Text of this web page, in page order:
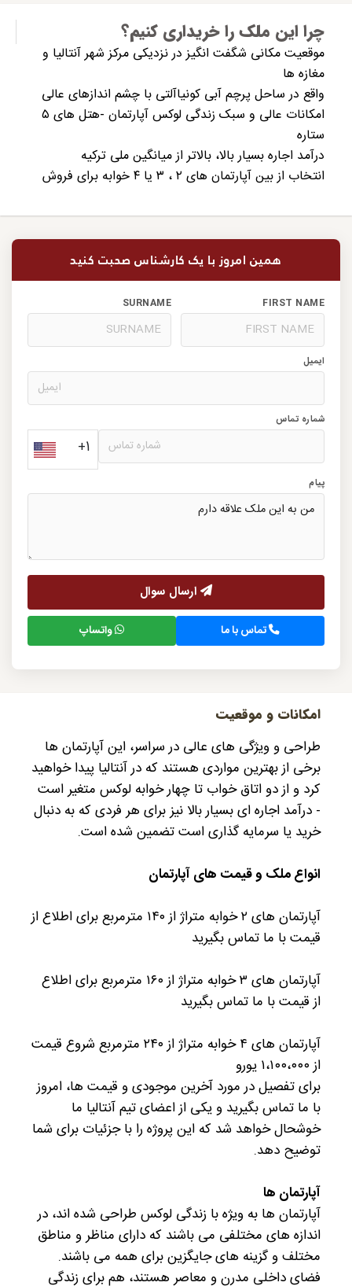
چرا این ملک را خریداری کنیم؟
موقعیت مکانی شگفت انگیز در نزدیکی مرکز شهر آنتالیا و
مغازه ها
واقع در ساحل پرچم آبی کونیاآلتی با چشم اندازهای عالی
امکانات عالی و سبک زندگی لوکس آپارتمان -هتل های ۵
ستاره
درآمد اجاره بسیار بالا، بالاتر از میانگین ملی ترکیه
انتخاب از بین آپارتمان های ۲ ، ۳ یا ۴ خوابه برای فروش
همین امروز با یک کارشناس صحبت کنید
FIRST NAME
SURNAME
ایمیل
شماره تماس
+1
پیام
تماس با ما واتساپ
امکانات و موقعیت
طراحی و ویژگی های عالی در سراسر، این آپارتمان ها
برخی از بهترین مواردی هستند که در آنتالیا پیدا خواهید
کرد و از دو اتاق خواب تا چهار خوابه لوکس متغیر است
- درآمد اجاره ای بسیار بالا نیز برای هر فردی که به دنبال
خرید یا سرمایه گذاری است تضمین شده است.
انواع ملک و قیمت های آپارتمان
آپارتمان های ۲ خوابه متراژ از ۱۴۰ مترمربع برای اطلاع از
قیمت با ما تماس بگیرید
آپارتمان های ۳ خوابه متراژ از ۱۶۰ مترمربع برای اطلاع
از قیمت با ما تماس بگیرید
آپارتمان های ۴ خوابه متراژ از ۲۴۰ مترمربع شروع قیمت
از ۱،۱۰۰،۰۰۰ یورو
برای تفصیل در مورد آخرین موجودی و قیمت ها، امروز
با ما تماس بگیرید و یکی از اعضای تیم آنتالیا ما
خوشحال خواهد شد که این پروژه را با جزئیات برای شما
توضیح دهد.
آپارتمان ها
آپارتمان ها به ویژه با زندگی لوکس طراحی شده اند، در
اندازه های مختلفی می باشند که دارای مناظر و مناطق
مختلف و گزینه های جایگزین برای همه می باشند.
فضای داخلی مدرن و معاصر هستند، هم برای زندگی